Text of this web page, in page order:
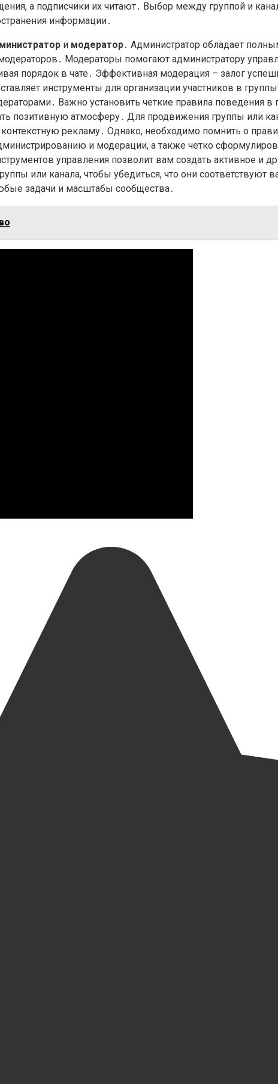
а подписчики их читают․ Выбор между группой и
информации․
и модератор․ Администратор обладает
Модераторы помогают администратору
порядок в чате․ Эффективная модерация – залог
инструменты для организации участников в
Важно установить четкие правила поведения
позитивную атмосферу․ Для продвижения группы или
рекламу․ Однако, необходимо помнить о
и модерации, а также четко
управления позволит вам создать активное и
или канала, чтобы убедиться, что они соответствуют
задачи и масштабы сообщества․